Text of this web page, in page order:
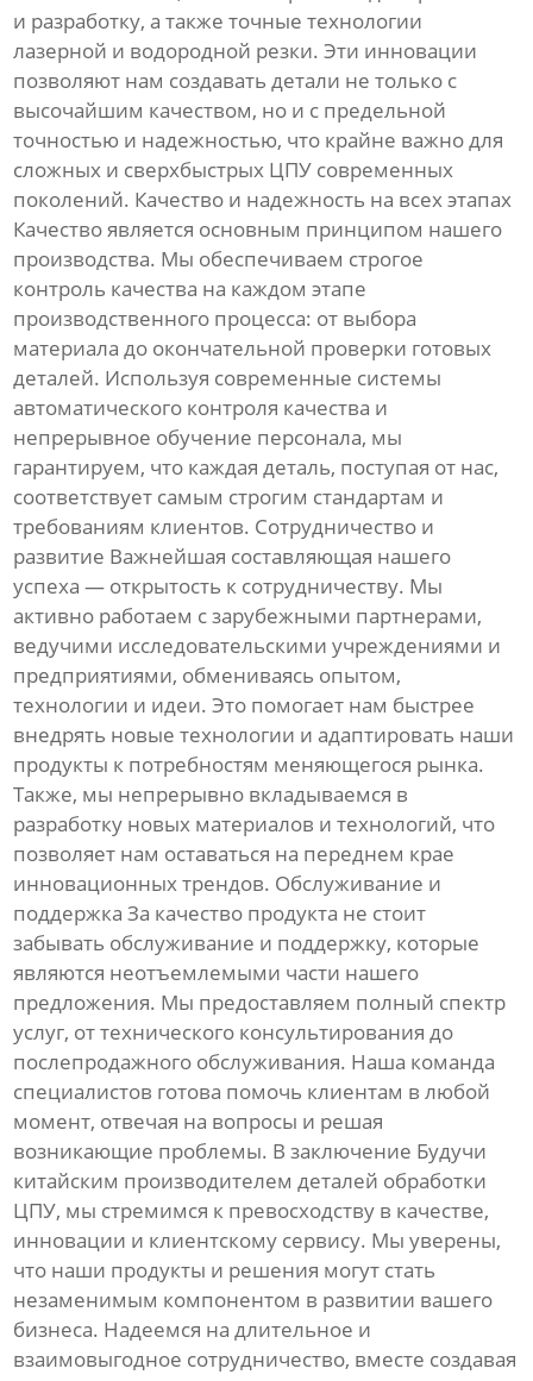
и разработку, а также точные технологии
лазерной и водородной резки. Эти инновации
позволяют нам создавать детали не только с
высочайшим качеством, но и с предельной
точностью и надежностью, что крайне важно для
сложных и сверхбыстрых ЦПУ современных
поколений. Качество и надежность на всех этапах
Качество является основным принципом нашего
производства. Мы обеспечиваем строгое
контроль качества на каждом этапе
производственного процесса: от выбора
материала до окончательной проверки готовых
деталей. Используя современные системы
автоматического контроля качества и
непрерывное обучение персонала, мы
гарантируем, что каждая деталь, поступая от нас,
соответствует самым строгим стандартам и
требованиям клиентов. Сотрудничество и
развитие Важнейшая составляющая нашего
успеха — открытость к сотрудничеству. Мы
активно работаем с зарубежными партнерами,
ведучими исследовательскими учреждениями и
предприятиями, обмениваясь опытом,
технологии и идеи. Это помогает нам быстрее
внедрять новые технологии и адаптировать наши
продукты к потребностям меняющегося рынка.
Также, мы непрерывно вкладываемся в
разработку новых материалов и технологий, что
позволяет нам оставаться на переднем крае
инновационных трендов. Обслуживание и
поддержка За качество продукта не стоит
забывать обслуживание и поддержку, которые
являются неотъемлемыми части нашего
предложения. Мы предоставляем полный спектр
услуг, от технического консультирования до
послепродажного обслуживания. Наша команда
специалистов готова помочь клиентам в любой
момент, отвечая на вопросы и решая
возникающие проблемы. В заключение Будучи
китайским производителем деталей обработки
ЦПУ, мы стремимся к превосходству в качестве,
инновации и клиентскому сервису. Мы уверены,
что наши продукты и решения могут стать
незаменимым компонентом в развитии вашего
бизнеса. Надеемся на длительное и
взаимовыгодное сотрудничество, вместе создавая